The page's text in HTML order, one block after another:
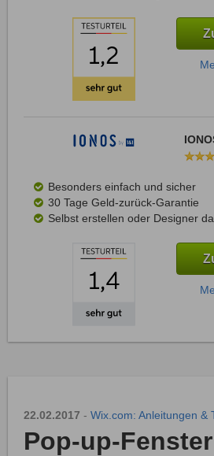
Besonders einfach und sicher
30 Tage Geld-zurück-Garantie
Selbst erstellen oder Designer
22.02.2017 - Wix.com: Anleitungen &
Pop-up-Fenster